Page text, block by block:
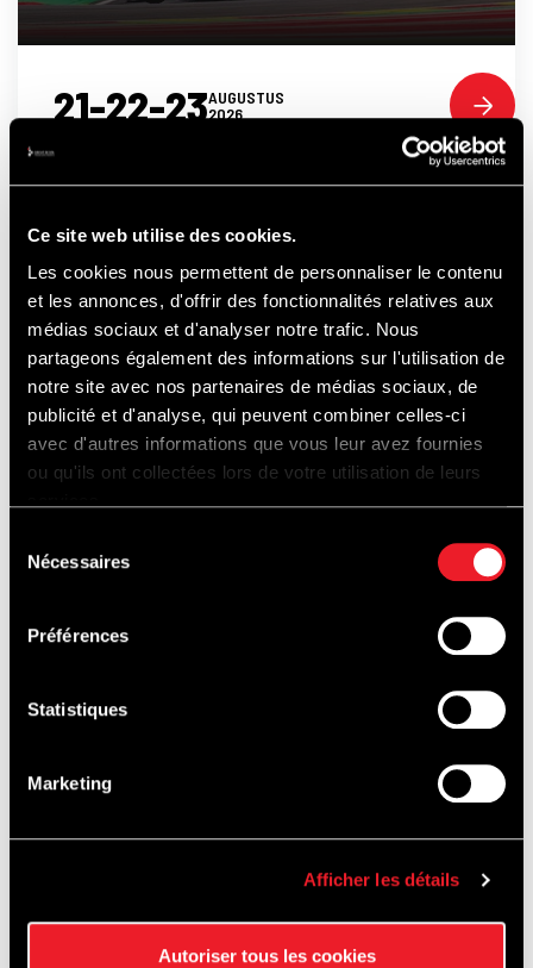
Ce site web utilise des cookies.
Les cookies nous permettent de personnaliser le contenu
et les annonces, d'offrir des fonctionnalités relatives aux
médias sociaux et d'analyser notre trafic. Nous
partageons également des informations sur l'utilisation de
notre site avec nos partenaires de médias sociaux, de
publicité et d'analyse, qui peuvent combiner celles-ci
avec d'autres informations que vous leur avez fournies
ou qu'ils ont collectées lors de votre utilisation de leurs
Nécessaires
Préférences
Statistiques
Marketing
Afficher les détails
Autoriser tous les cookies
21-22-23AUGUSTUS
2026
ONTDEK
OOK...
PISTEDOPEN